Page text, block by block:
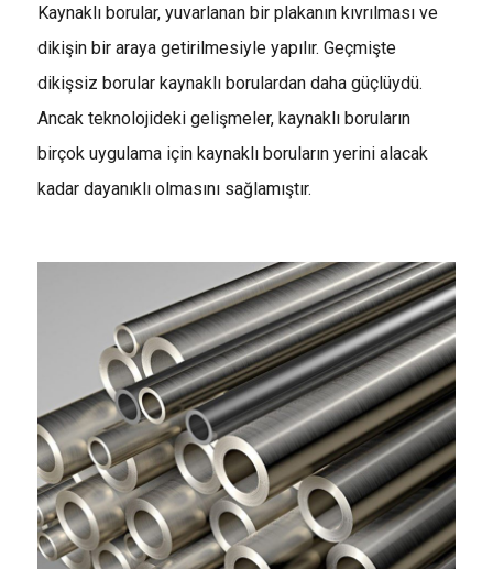
Kaynaklı borular, yuvarlanan bir plakanın kıvrılması ve
dikişin bir araya getirilmesiyle yapılır. Geçmişte
dikişsiz borular kaynaklı borulardan daha güçlüydü.
Ancak teknolojideki gelişmeler, kaynaklı boruların
birçok uygulama için kaynaklı boruların yerini alacak
kadar dayanıklı olmasını sağlamıştır.